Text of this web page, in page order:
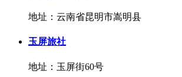
地址：云南省昆明市嵩明县
玉屏旅社
地址：玉屏街60号